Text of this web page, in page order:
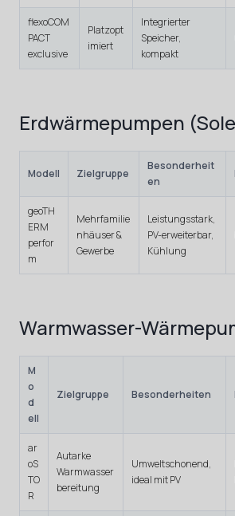
flexoCOM
PACT
exclusive
Platzopt
imiert
Integrierter
Speicher,
kompakt
Erdwärmepumpen
Modell Zielgruppe
Besonderheit
en
geoTH
ERM
perfor
m
Mehrfamilie
nhäuser &
Gewerbe
Leistungsstark,
PV-erweiterbar,
Kühlung
Warmwasser-
M
o
d
ell
Zielgruppe Besonderheiten
ar
oS
TO
R
Autarke
Warmwasser
bereitung
Umweltschonend,
ideal mit PV